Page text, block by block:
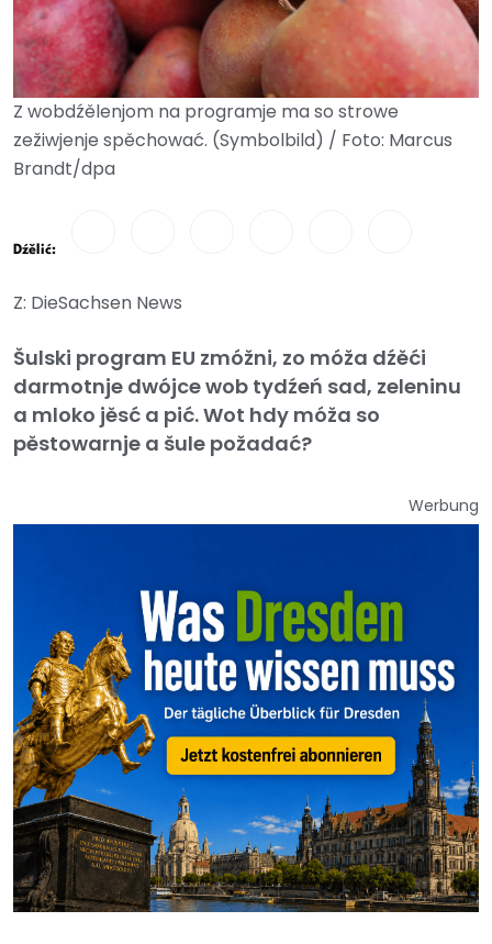
Z wobdźělenjom na programje ma so strowe
zežiwjenje spěchować. (Symbolbild) / Foto: Marcus
Brandt/dpa
Dźělić:
Z: DieSachsen News
Šulski program EU zmóžni, zo móža dźěći
darmotnje dwójce wob tydźeń sad, zeleninu
a mloko jěsć a pić. Wot hdy móža so
pěstowarnje a šule požadać?
Werbung